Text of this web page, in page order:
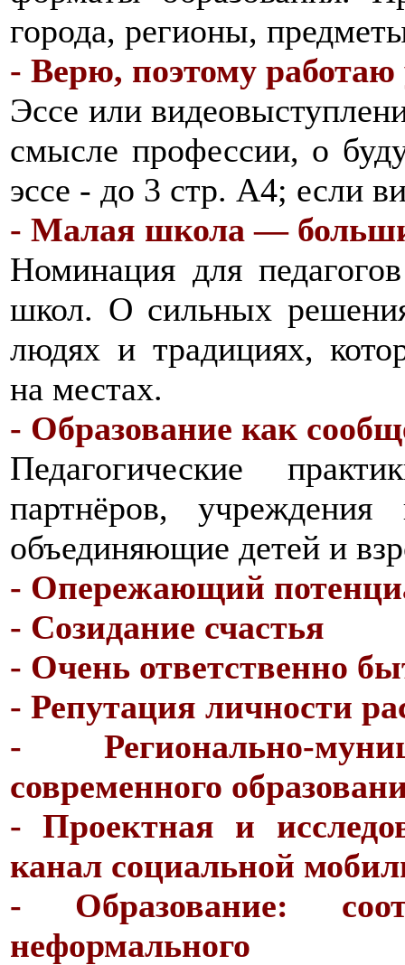
города, регионы,
- Верю, поэтому работаю
Эссе или
смысле профессии, о
эссе - до 3 стр. А4; если
- Малая школа —
Номинация для
школ. О сильных
людях и традициях,
на местах.
- Образование как
Педагогические
партнёров,
объединяющие детей и
- Опережающий
- Созидание счастья
- Очень ответственно
- Репутация личности
- Регионально-
современного
- Проектная и
канал социальной
- Образование:
неформального